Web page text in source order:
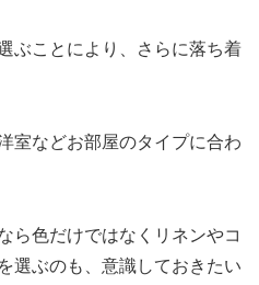
ぶことにより、さらに落ち着
室などお部屋のタイプに合わ
ら色だけではなくリネンやコ
選ぶのも、意識しておきたい